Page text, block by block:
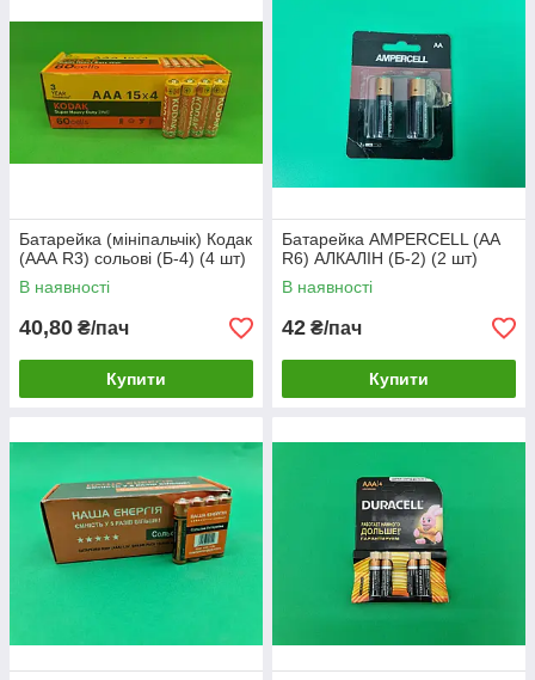
Батарейка (мініпальчік) Кодак
(ААА R3) сольові (Б-4) (4 шт)
В наявності
40,80 ₴/пач
Купити
Батарейка AMPERCELL (АА
R6) АЛКАЛІН (Б-2) (2 шт)
В наявності
42 ₴/пач
Купити